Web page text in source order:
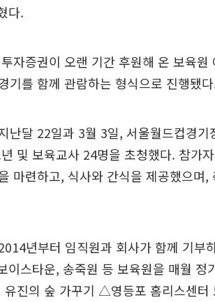
다.
자증권이 오랜 기간 후원해 온 보육원
기를 함께 관람하는 형식으로 진행됐
난달 22일과 3월 3일, 서울월드컵경
및 보육교사 24명을 초청했다. 참가
마련하고, 식사와 간식을 제공했으며
년부터 임직원과 회사가 함께 기부
이스타운, 송죽원 등 보육원을 매월
유진의 숲 가꾸기 △영등포 홈리스센터